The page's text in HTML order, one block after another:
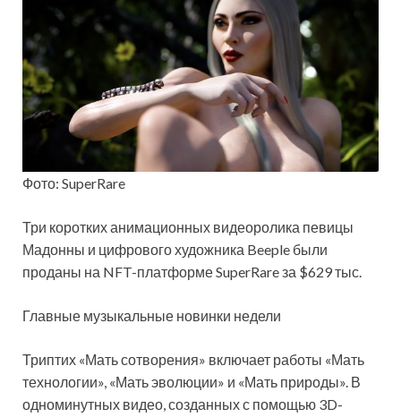
Фото: SuperRare
Три коротких анимационных видеоролика певицы
Мадонны и цифрового художника Beeple были
проданы на NFT-платформе SuperRare за $629 тыс.
Главные музыкальные новинки недели
Триптих «Мать сотворения» включает работы «Мать
технологии», «Мать эволюции» и «Мать природы». В
одноминутных видео, созданных с помощью 3D-